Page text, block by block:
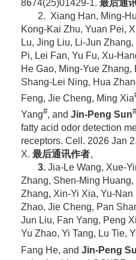
8674(25)01429-1. 最后通
2. Xiang Han, Ming-
Kong-Kai Zhu, Yuan Pei,
Lu, Jing Liu, Li-Jun
Pi, Lei Fan, Yu Fu, Xu-
He Gao, Ming-Yue Zhang,
Shang-Lei Ning, Hua
Feng, Jie Cheng, Ming Xia
Yang#, and Jin-Peng Sun#
fatty acid odor detection
receptors. Cell. 2026 Jan
X. 最后通讯作者。
3. Jia-Le Wang, Xue-
Zhang, Shen-Ming
Zhang, Xin-Yi Xia, Yu-
Zhao, Jie Cheng, Pan
Jun Liu, Fan Yang, Peng
Yu Zhao, Yi Tang, Lu Tie,
Fang He, and Jin-Peng